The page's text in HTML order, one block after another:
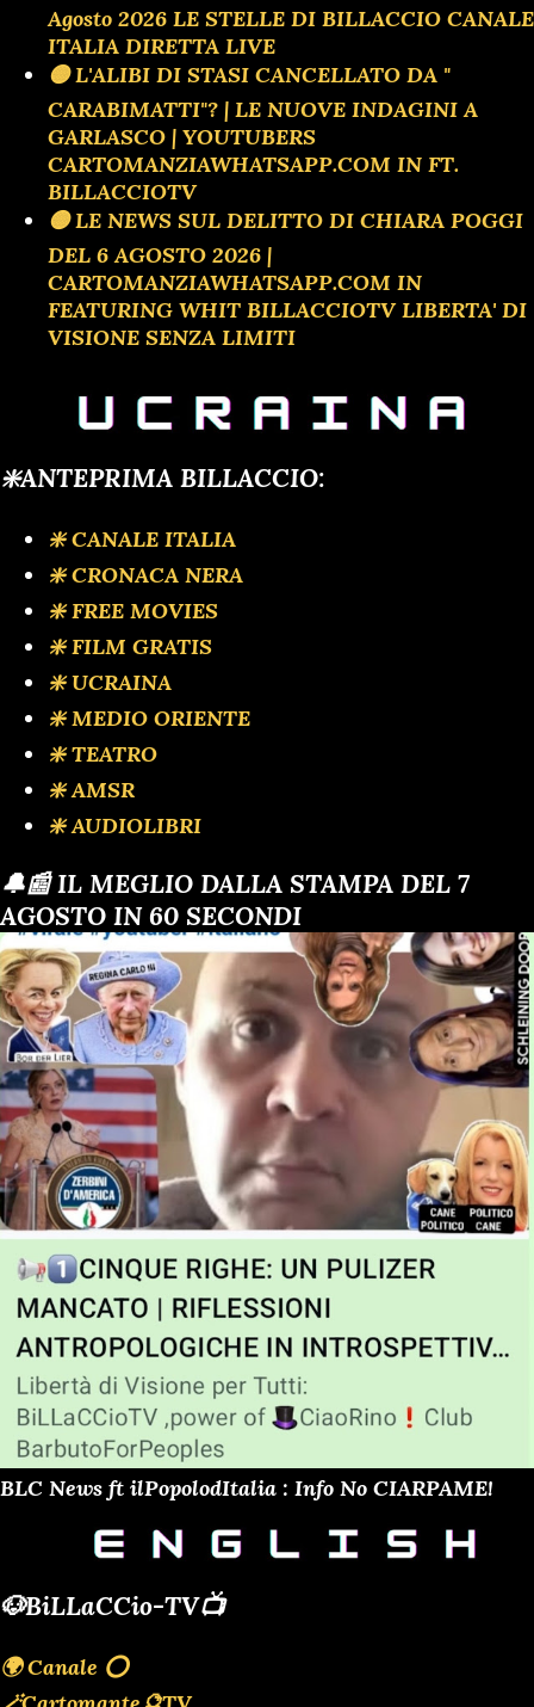
Agosto 2026 LE STELLE DI BILLACCIO CANALE
ITALIA DIRETTA LIVE
🟡 L'ALIBI DI STASI CANCELLATO DA "
CARABIMATTI"? | LE NUOVE INDAGINI A
GARLASCO | YOUTUBERS
CARTOMANZIAWHATSAPP.COM IN FT.
BILLACCIOTV
🟡 LE NEWS SUL DELITTO DI CHIARA POGGI
DEL 6 AGOSTO 2026 |
CARTOMANZIAWHATSAPP.COM IN
FEATURING WHIT BILLACCIOTV LIBERTA' DI
VISIONE SENZA LIMITI
❇️ANTEPRIMA BILLACCIO:
❇️ CANALE ITALIA
❇️ CRONACA NERA
❇️ FREE MOVIES
❇️ FILM GRATIS
❇️ UCRAINA
❇️ MEDIO ORIENTE
❇️ TEATRO
❇️ AMSR
❇️ AUDIOLIBRI
🔔📰 IL MEGLIO DALLA STAMPA DEL 7
AGOSTO IN 60 SECONDI
BLC News ft ilPopolodItalia : Info No CIARPAME!
🐶BiLLaCCio-TV📺
🌍 Canale ⭕️